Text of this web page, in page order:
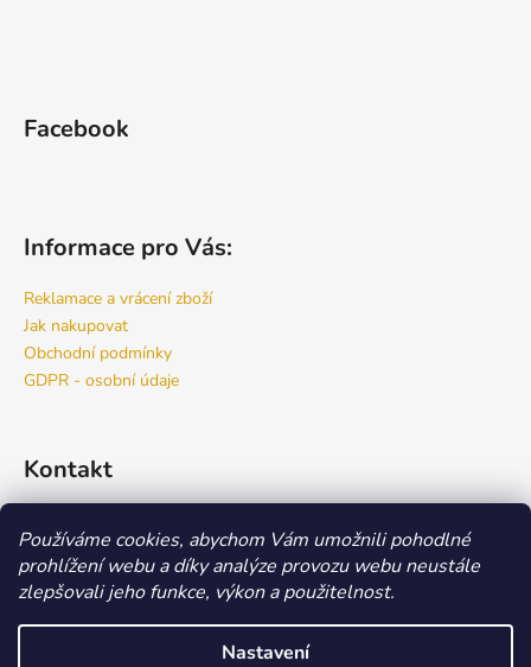
Používáme cookies, abychom Vám umožnili pohodlné
prohlížení webu a díky analýze provozu webu neustále
zlepšovali jeho funkce, výkon a použitelnost.
Nastavení
Facebook
Informace pro Vás:
Reklamace a vrácení zboží
Jak nakupovat
Obchodní podmínky
GDPR - osobní údaje
Kontakt
777 444 460
777 444 470
Náš FACEBOOK